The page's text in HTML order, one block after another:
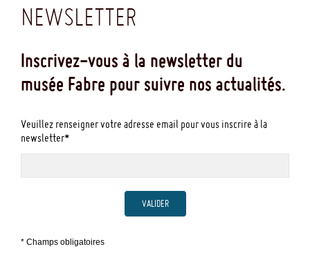
NEWSLETTER
Inscrivez-vous à la newsletter du
musée Fabre pour suivre nos actualités.
Veuillez renseigner votre adresse email pour vous inscrire à la
newsletter*
VALIDER
* Champs obligatoires